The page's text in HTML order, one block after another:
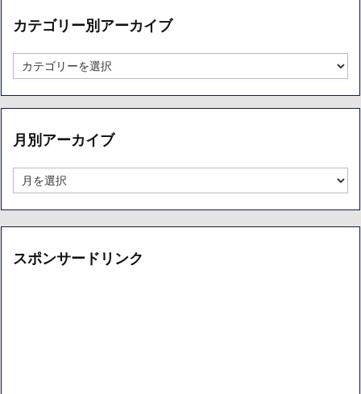
カテゴリー別アーカイブ
テ
ゴ
リ
別
ー
カ
月別アーカイブ
別
ア
ー
イ
スポンサードリンク